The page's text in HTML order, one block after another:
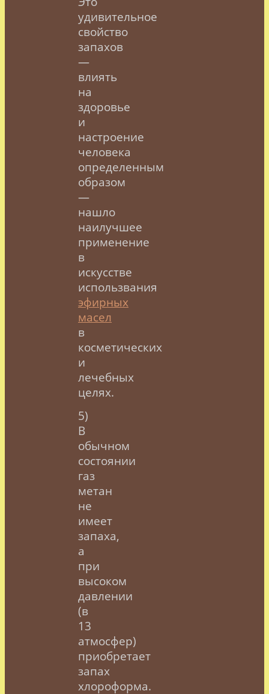
удивительное
свойство
запахов
—
влиять
на
здоровье
и
настроение
человека
определенным
образом
—
нашло
наилучшее
применение
в
искусстве
использвания
эфирных
масел
в
косметических
и
лечебных
целях.
5)
В
обычном
состоянии
газ
метан
не
имеет
запаха,
а
при
высоком
давлении
(в
13
атмосфер)
приобретает
запах
хлороформа.